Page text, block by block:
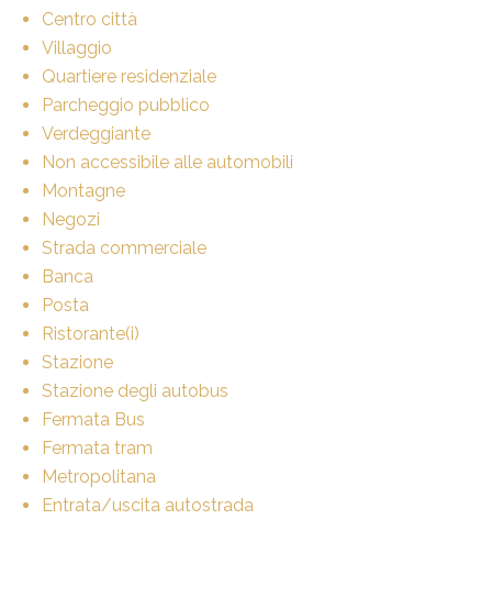
Centro città
Villaggio
Quartiere residenziale
Parcheggio pubblico
Verdeggiante
Non accessibile alle automobili
Montagne
Negozi
Strada commerciale
Banca
Posta
Ristorante(i)
Stazione
Stazione degli autobus
Fermata Bus
Fermata tram
Metropolitana
Entrata/uscita autostrada